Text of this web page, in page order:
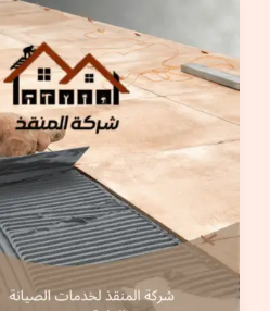
تركيب
سيراميك
في
الشارقة